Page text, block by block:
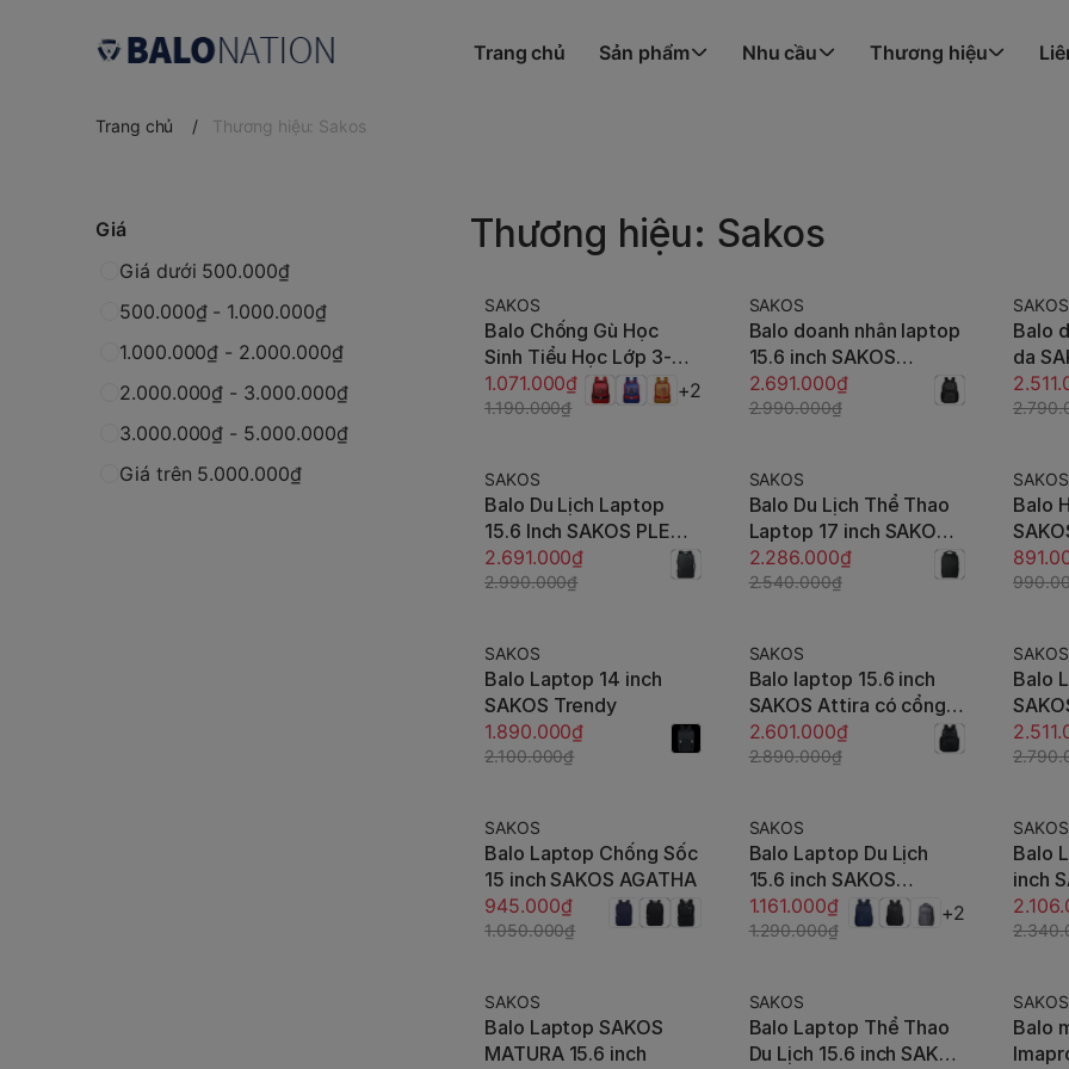
Trang chủ Sản phẩm Nhu cầu Thương hiệu
Trang chủ / Thương hiệu: Sakos
Giá
Giá dưới 500.000₫
500.000₫ - 1.000.000₫
1.000.000₫ - 2.000.000₫
2.000.000₫ - 3.000.000₫
3.000.000₫ - 5.000.000₫
Giá trên 5.000.000₫
Thương hiệu: Sakos
-10%
Tùy chọn
SAKOS
Balo Chống Gù Học
Sinh Tiểu Học Lớp 3-5
SAKOS GENIUS
1.071.000₫
1.190.000₫
+2
-10%
Thêm vào giỏ
SAKOS
Balo doanh nhân laptop
15.6 inch SAKOS
Impona mở rộng 90 độ
có cổng sạc USB, tag
2.691.000₫
2.990.000₫
-10%
SAKOS
Balo
da
90
-10%
Thêm vào giỏ
SAKOS
Balo Du Lịch Laptop
15.6 Inch SAKOS PLENA
Có Thể Mở Rộng - BH
Dài Hạn
2.691.000₫
2.990.000₫
-10%
Thêm vào giỏ
SAKOS
Balo Du Lịch Thể Thao
Laptop 17 inch SAKOS
MORALE
2.286.000₫
2.540.000₫
-10%
SAKOS
Balo
Dài
-10%
Thêm vào giỏ
SAKOS
Balo Laptop 14 inch
SAKOS Trendy
1.890.000₫
2.100.000₫
-10%
Thêm vào giỏ
SAKOS
Balo laptop 15.6 inch
SAKOS Attira có cổng
sạc USB, rộng rãi, ngăn
chống sốc riêng biệt,
2.601.000₫
2.890.000₫
-10%
SAKOS
Balo
Cao
-10%
Tùy chọn
SAKOS
Balo Laptop Chống Sốc
15 inch SAKOS AGATHA
945.000₫
1.050.000₫
-10%
Tùy chọn
SAKOS
Balo Laptop Du Lịch
15.6 inch SAKOS
TURBO i15
1.161.000₫
1.290.000₫
+2
-10%
SAKOS
Balo
inch
-10%
Tùy chọn
SAKOS
Balo Laptop SAKOS
MATURA 15.6 inch
-10%
Tùy chọn
SAKOS
Balo Laptop Thể Thao
Du Lịch 15.6 inch SAKOS
-10%
SAKOS
Balo